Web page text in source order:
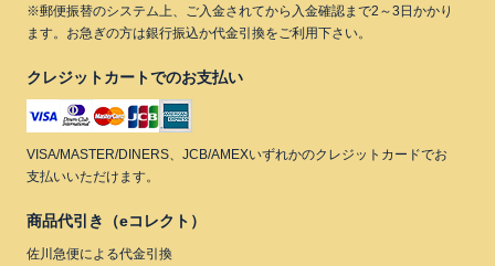
※郵便振替のシステム上、ご入金されてから入金確認まで2～3日かかり
ます。お急ぎの方は銀行振込か代金引換をご利用下さい。
クレジットカートでのお支払い
VISA/MASTER/DINERS、JCB/AMEXいずれかのクレジットカードでお
支払いいただけます。
商品代引き（eコレクト）
佐川急便による代金引換